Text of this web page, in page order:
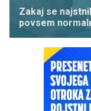
Zakaj se
povsem